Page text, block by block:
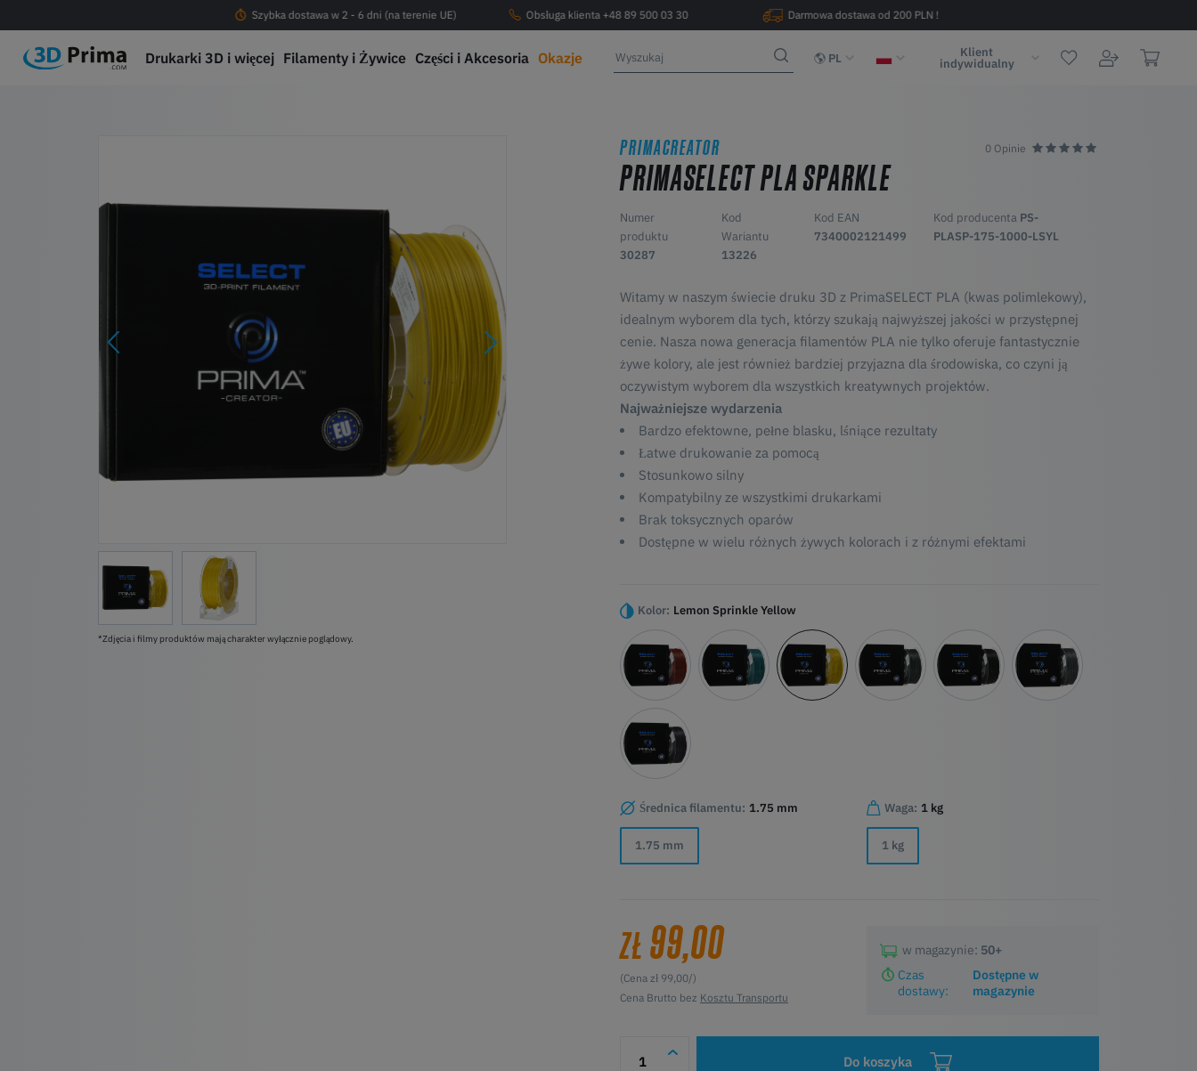
Szybka dostawa w 2 - 6 dni (na terenie UE) Obsługa klienta +48 89 500 03 30 Darmowa dostawa od 200 PLN !
Drukarki 3D i więcej Filamenty i Żywice Części i Akcesoria Okazje PL Klient
indywidualny
*Zdjęcia i filmy produktów mają charakter wyłącznie poglądowy.
PRIMACREATOR 0 Opinie
PRIMASELECT PLA SPARKLE
Numer
produktu
30287
Kod
Wariantu
13226
Kod EAN
7340002121499
Kod producenta PS-
PLASP-175-1000-LSYL
Witamy w naszym świecie druku 3D z PrimaSELECT PLA (kwas polimlekowy),
idealnym wyborem dla tych, którzy szukają najwyższej jakości w przystępnej
cenie. Nasza nowa generacja filamentów PLA nie tylko oferuje fantastycznie
żywe kolory, ale jest również bardziej przyjazna dla środowiska, co czyni ją
oczywistym wyborem dla wszystkich kreatywnych projektów.
Najważniejsze wydarzenia
Bardzo efektowne, pełne blasku, lśniące rezultaty
Łatwe drukowanie za pomocą
Stosunkowo silny
Kompatybilny ze wszystkimi drukarkami
Brak toksycznych oparów
Dostępne w wielu różnych żywych kolorach i z różnymi efektami
Kolor: Lemon Sprinkle Yellow
Średnica filamentu: 1.75 mm
1.75 mm
Waga: 1 kg
1 kg
ZŁ 99,00
(Cena zł 99,00/)
Cena Brutto bez Kosztu Transportu
w magazynie: 50+
Czas
dostawy:
Dostępne w
magazynie
Do koszyka